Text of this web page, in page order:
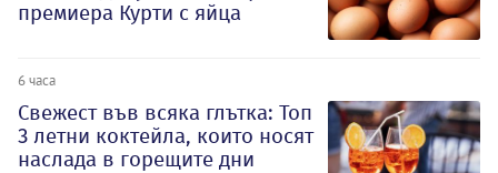
премиера Курти с яйца
6 часа
Свежест във всяка глътка: Топ
3 летни коктейла, които носят
наслада в горещите дни